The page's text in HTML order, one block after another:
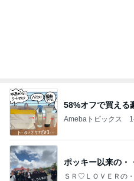
58%オフで買える
Amebaトピックス
ポッキー以来の・
ＳＲ♡ＬＯＶＥＲの